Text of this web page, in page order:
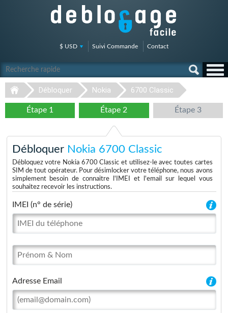
$ USD Suivi Commande Contact
Débloquer Nokia 6700 Classic
Étape 1 Étape 2 Étape 3
Débloquer Nokia 6700 Classic
Débloquez votre Nokia 6700 Classic et utilisez-le avec toutes cartes
SIM de tout opérateur. Pour désimlocker votre téléphone, nous avons
simplement besoin de connaitre l'IMEI et l'email sur lequel vous
souhaitez recevoir les instructions.
IMEI (n° de série)
Adresse Email